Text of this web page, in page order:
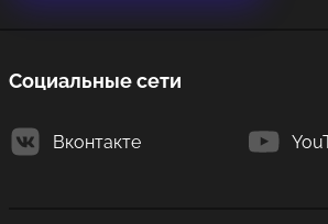
Социальные сети
Вконтакте